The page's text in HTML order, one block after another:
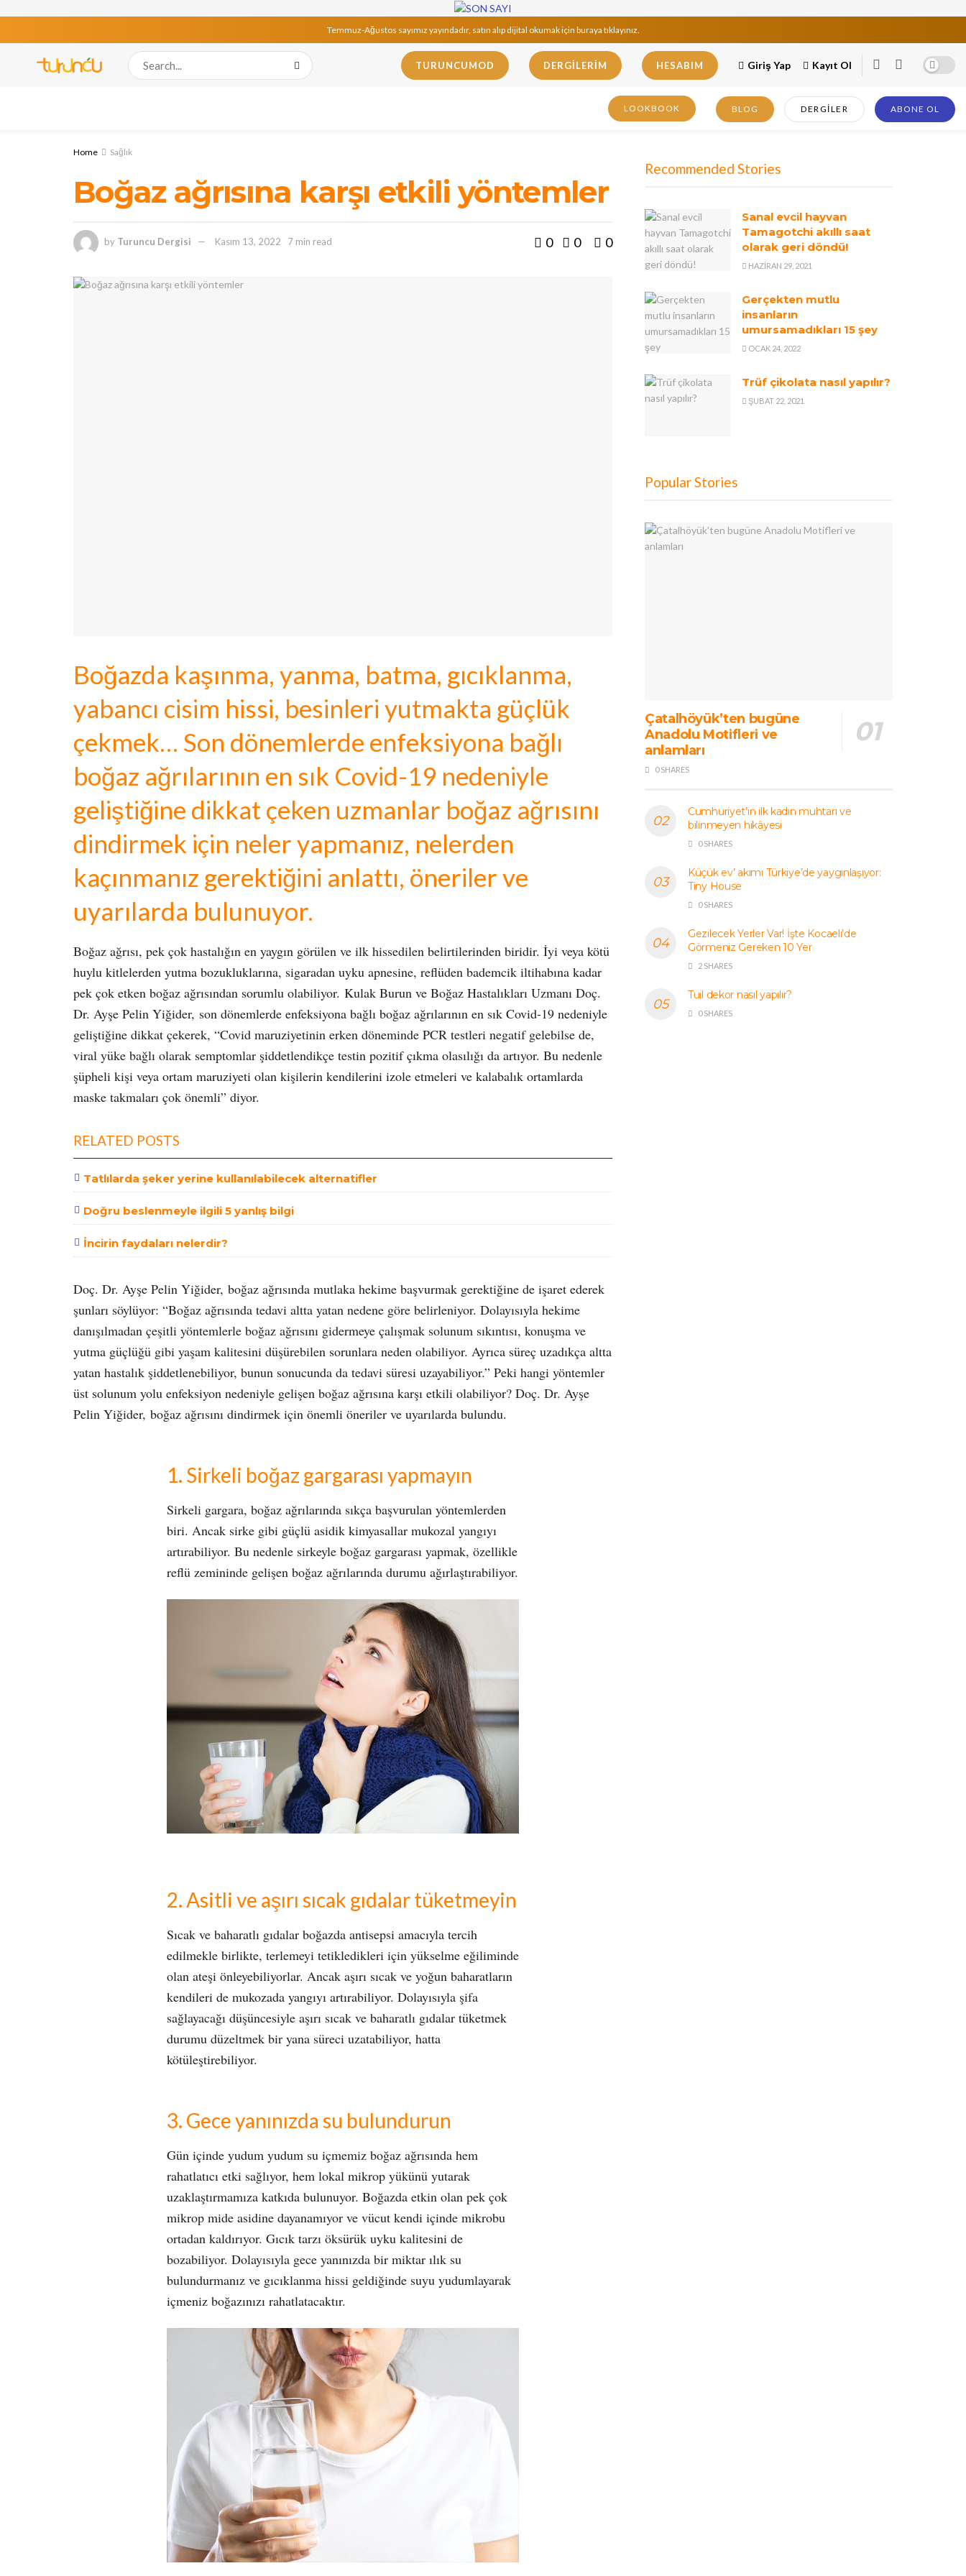
Temmuz-Ağustos sayımız yayındadır, satın alıp dijital okumak için buraya tıklayınız.
TURUNCUMOD DERGILERIM HESABIM Giriş Yap Kayıt Ol
LOOKBOOK BLOG DERGILER ABONE OL
Home Sağlık
Boğaz ağrısına karşı etkili yöntemler
by Turuncu Dergisi Kasım 13, 2022 7 min read 0 0 0
Boğazda kaşınma, yanma, batma, gıcıklanma,
yabancı cisim hissi, besinleri yutmakta güçlük
çekmek… Son dönemlerde enfeksiyona bağlı
boğaz ağrılarının en sık Covid-19 nedeniyle
geliştiğine dikkat çeken uzmanlar boğaz ağrısını
dindirmek için neler yapmanız, nelerden
kaçınmanız gerektiğini anlattı, öneriler ve
uyarılarda bulunuyor.
Boğaz ağrısı, pek çok hastalığın en yaygın görülen ve ilk hissedilen belirtilerinden biridir. İyi veya kötü
huylu kitlelerden yutma bozukluklarına, sigaradan uyku apnesine, reflüden bademcik iltihabına kadar
pek çok etken boğaz ağrısından sorumlu olabiliyor. Kulak Burun ve Boğaz Hastalıkları Uzmanı Doç.
Dr. Ayşe Pelin Yiğider, son dönemlerde enfeksiyona bağlı boğaz ağrılarının en sık Covid-19 nedeniyle
geliştiğine dikkat çekerek, “Covid maruziyetinin erken döneminde PCR testleri negatif gelebilse de,
viral yüke bağlı olarak semptomlar şiddetlendikçe testin pozitif çıkma olasılığı da artıyor. Bu nedenle
şüpheli kişi veya ortam maruziyeti olan kişilerin kendilerini izole etmeleri ve kalabalık ortamlarda
maske takmaları çok önemli” diyor.
RELATED POSTS
Tatlılarda şeker yerine kullanılabilecek alternatifler
Doğru beslenmeyle ilgili 5 yanlış bilgi
İncirin faydaları nelerdir?
Doç. Dr. Ayşe Pelin Yiğider, boğaz ağrısında mutlaka hekime başvurmak gerektiğine de işaret ederek
şunları söylüyor: “Boğaz ağrısında tedavi altta yatan nedene göre belirleniyor. Dolayısıyla hekime
danışılmadan çeşitli yöntemlerle boğaz ağrısını gidermeye çalışmak solunum sıkıntısı, konuşma ve
yutma güçlüğü gibi yaşam kalitesini düşürebilen sorunlara neden olabiliyor. Ayrıca süreç uzadıkça altta
yatan hastalık şiddetlenebiliyor, bunun sonucunda da tedavi süresi uzayabiliyor.” Peki hangi yöntemler
üst solunum yolu enfeksiyon nedeniyle gelişen boğaz ağrısına karşı etkili olabiliyor? Doç. Dr. Ayşe
Pelin Yiğider, boğaz ağrısını dindirmek için önemli öneriler ve uyarılarda bulundu.
1. Sirkeli boğaz gargarası yapmayın
Sirkeli gargara, boğaz ağrılarında sıkça başvurulan yöntemlerden
biri. Ancak sirke gibi güçlü asidik kimyasallar mukozal yangıyı
artırabiliyor. Bu nedenle sirkeyle boğaz gargarası yapmak, özellikle
reflü zemininde gelişen boğaz ağrılarında durumu ağırlaştırabiliyor.
2. Asitli ve aşırı sıcak gıdalar tüketmeyin
Sıcak ve baharatlı gıdalar boğazda antisepsi amacıyla tercih
edilmekle birlikte, terlemeyi tetikledikleri için yükselme eğiliminde
olan ateşi önleyebiliyorlar. Ancak aşırı sıcak ve yoğun baharatların
kendileri de mukozada yangıyı artırabiliyor. Dolayısıyla şifa
sağlayacağı düşüncesiyle aşırı sıcak ve baharatlı gıdalar tüketmek
durumu düzeltmek bir yana süreci uzatabiliyor, hatta
kötüleştirebiliyor.
3. Gece yanınızda su bulundurun
Gün içinde yudum yudum su içmemiz boğaz ağrısında hem
rahatlatıcı etki sağlıyor, hem lokal mikrop yükünü yutarak
uzaklaştırmamıza katkıda bulunuyor. Boğazda etkin olan pek çok
mikrop mide asidine dayanamıyor ve vücut kendi içinde mikrobu
ortadan kaldırıyor. Gıcık tarzı öksürük uyku kalitesini de
bozabiliyor. Dolayısıyla gece yanınızda bir miktar ılık su
bulundurmanız ve gıcıklanma hissi geldiğinde suyu yudumlayarak
içmeniz boğazınızı rahatlatacaktır.
Recommended Stories
Sanal evcil hayvan
Tamagotchi akıllı saat
olarak geri döndü!
HAZIRAN 29, 2021
Gerçekten mutlu
insanların
OCAK 24, 2022
Trüf çikolata nasıl yapılır?
ŞUBAT 22, 2021
Popular Stories
Çatalhöyük’ten bugüne
Anadolu Motifleri ve
anlamları
0 SHARES
Cumhuriyet’in ilk kadın muhtarı ve
bilinmeyen hikâyesi
0 SHARES
Küçük ev’ akımı Türkiye’de yaygınlaşıyor:
Tiny House
0 SHARES
Gezilecek Yerler Var! İşte Kocaeli’de
Görmeniz Gereken 10 Yer
2 SHARES
Tuil dekor nasıl yapılır?
0 SHARES